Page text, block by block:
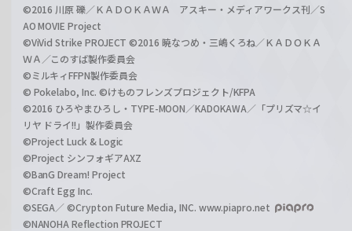
©2016 川原 礫／ＫＡＤＯＫＡＷＡ アスキー・メディアワークス刊／S
AO MOVIE Project
©ViVid Strike PROJECT ©2016 暁なつめ・三嶋くろね／ＫＡＤＯＫＡ
ＷＡ／このすば製作委員会
©ミルキィFFPN製作委員会
© Pokelabo, Inc. ©けものフレンズプロジェクト/KFPA
©2016 ひろやまひろし・TYPE-MOON／KADOKAWA／「プリズマ☆イ
リヤ ドライ!!」製作委員会
©Project Luck & Logic
©Project シンフォギアAXZ
©BanG Dream! Project
©Craft Egg Inc.
©SEGA／ ©Crypton Future Media, INC. www.piapro.net
©NANOHA Reflection PROJECT